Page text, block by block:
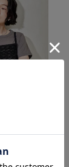
テム】レー
ル レイヤー
51%OFF